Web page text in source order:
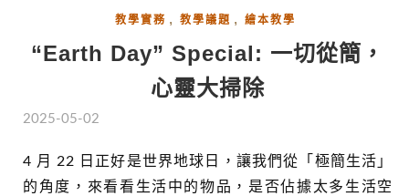
教學實務 , 教學議題 , 繪本教學
“Earth Day” Special: 一切從簡，
心靈大掃除
2025-05-02
4 月 22 日正好是世界地球日，讓我們從「極簡生活」
的角度，來看看生活中的物品，是否佔據太多生活空